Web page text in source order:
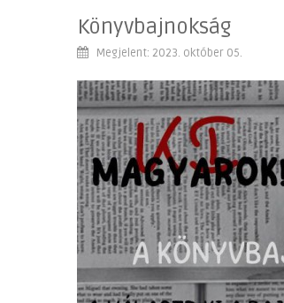
Könyvbajnokság
Megjelent: 2023. október 05.